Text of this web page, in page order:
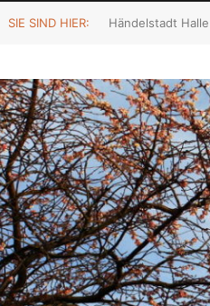
SIE SIND HIER: Händelstadt Halle